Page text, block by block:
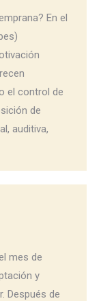
En el
el control de
de
auditiva,
mes de
y
Después de